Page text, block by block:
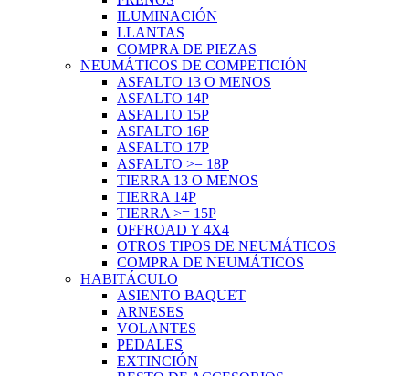
ILUMINACIÓN
LLANTAS
COMPRA DE PIEZAS
NEUMÁTICOS DE COMPETICIÓN
ASFALTO 13 O MENOS
ASFALTO 14P
ASFALTO 15P
ASFALTO 16P
ASFALTO 17P
ASFALTO >= 18P
TIERRA 13 O MENOS
TIERRA 14P
TIERRA >= 15P
OFFROAD Y 4X4
OTROS TIPOS DE NEUMÁTICOS
COMPRA DE NEUMÁTICOS
HABITÁCULO
ASIENTO BAQUET
ARNESES
VOLANTES
PEDALES
EXTINCIÓN